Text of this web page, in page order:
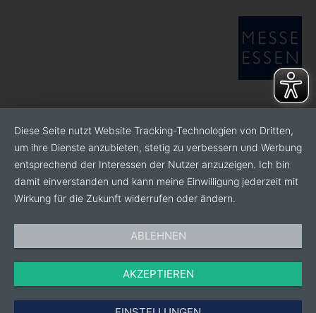
Diese Seite nutzt Website Tracking-Technologien von Dritten,
um ihre Dienste anzubieten, stetig zu verbessern und Werbung
entsprechend der Interessen der Nutzer anzuzeigen. Ich bin
damit einverstanden und kann meine Einwilligung jederzeit mit
Wirkung für die Zukunft widerrufen oder ändern.
ABLEHNEN
AKZEPTIEREN